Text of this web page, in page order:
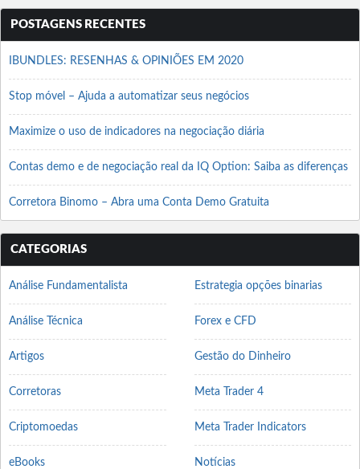
POSTAGENS RECENTES
IBUNDLES: RESENHAS & OPINIÕES EM 2020
Stop móvel – Ajuda a automatizar seus negócios
Maximize o uso de indicadores na negociação diária
Contas demo e de negociação real da IQ Option: Saiba as diferenças
Corretora Binomo – Abra uma Conta Demo Gratuita
CATEGORIAS
Análise Fundamentalista
Análise Técnica
Artigos
Corretoras
Criptomoedas
eBooks
Estrategia opções binarias
Forex e CFD
Gestão do Dinheiro
Meta Trader 4
Meta Trader Indicators
Notícias